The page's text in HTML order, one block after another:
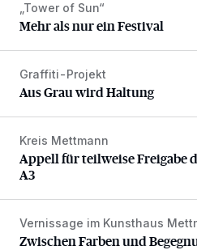
Mehr als nur ein Festival
„Tower of Sun“
Mehr als nur ein Festival
Aus Grau wird Haltung
Graffiti-Projekt
Aus Grau wird Haltung
Appell für teilweise Freigabe
Kreis Mettmann
Appell für teilweise Freigabe
A3
Zwischen Farben und
Vernissage im Kunsthaus
Zwischen Farben und